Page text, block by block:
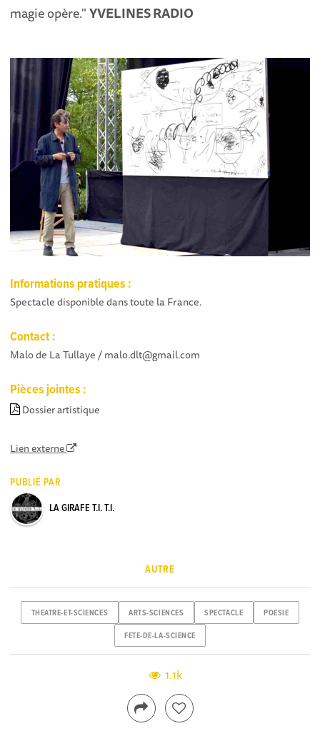
magie opère."YVELINES RADIO
Informations pratiques :
Spectacle disponible dans toute la France.
Contact :
Malo de La Tullaye / malo.dlt@gmail.com
Pièces jointes :
Dossier artistique
Lien externe
PUBLIÉ PAR
LA GIRAFE T.I. T.I.
AUTRE
THEATRE-ET-SCIENCES ARTS-SCIENCES SPECTACLE POESIE
FETE-DE-LA-SCIENCE
1.1k